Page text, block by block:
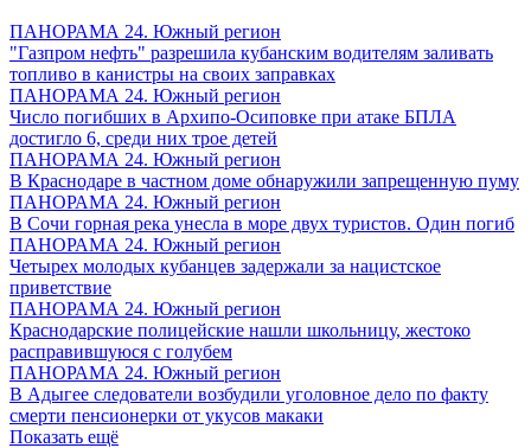
ПАНОРАМА 24. Южный регион
"Газпром нефть" разрешила кубанским водителям заливать
топливо в канистры на своих заправках
ПАНОРАМА 24. Южный регион
Число погибших в Архипо-Осиповке при атаке БПЛА
достигло 6, среди них трое детей
ПАНОРАМА 24. Южный регион
В Краснодаре в частном доме обнаружили запрещенную пуму
ПАНОРАМА 24. Южный регион
В Сочи горная река унесла в море двух туристов. Один погиб
ПАНОРАМА 24. Южный регион
Четырех молодых кубанцев задержали за нацистское
приветствие
ПАНОРАМА 24. Южный регион
Краснодарские полицейские нашли школьницу, жестоко
расправившуюся с голубем
ПАНОРАМА 24. Южный регион
В Адыгее следователи возбудили уголовное дело по факту
смерти пенсионерки от укусов макаки
Показать ещё